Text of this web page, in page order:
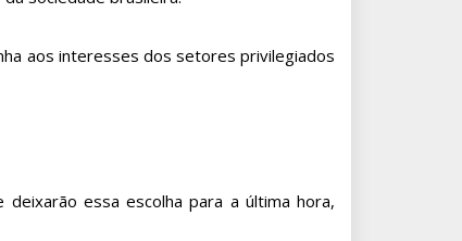
aos interesses dos setores privilegiados
essa escolha para a última hora,